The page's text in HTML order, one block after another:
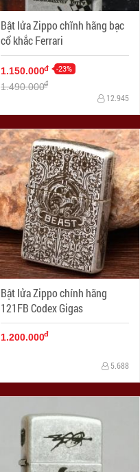
Bật lửa Zippo chĩnh hãng bạc
cổ khắc Ferrari
1.150.000đ -23%
1.490.000đ
12.945
Bật lửa Zippo chính hãng
121FB Codex Gigas
1.200.000đ
5.688